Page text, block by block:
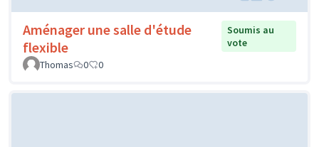
Aménager une salle d'étude
flexible
Soumis au
vote
Thomas
0 0